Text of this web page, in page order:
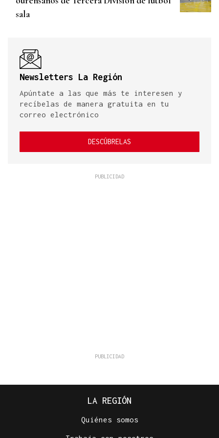
sala
Newsletters La Región
Apúntate a las que más te interesen y
recíbelas de manera gratuita en tu
correo electrónico
DESCÚBRELAS
LA REGIÓN
Quiénes somos